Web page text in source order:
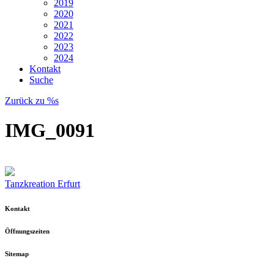
2019
2020
2021
2022
2023
2024
Kontakt
Suche
Zurück zu %s
IMG_0091
Tanzkreation Erfurt
Kontakt
Öffnungszeiten
Sitemap